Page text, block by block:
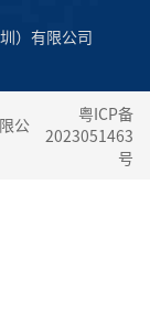
）有限公司
公
粤ICP备
2023051463
号